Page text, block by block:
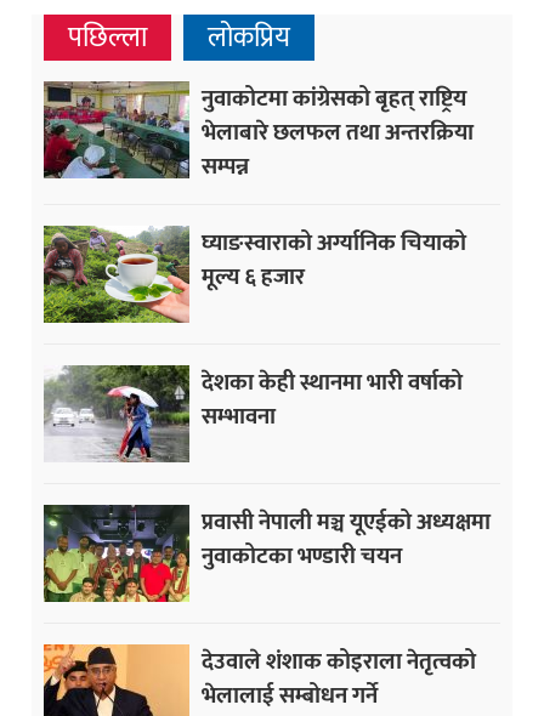
पछिल्ला लोकप्रिय
नुवाकोटमा कांग्रेसको बृहत् राष्ट्रिय
भेलाबारे छलफल तथा अन्तरक्रिया
सम्पन्न
घ्याङस्वाराको अर्ग्यानिक चियाको
मूल्य ६ हजार
देशका केही स्थानमा भारी वर्षाको
सम्भावना
प्रवासी नेपाली मञ्च यूएईको अध्यक्षमा
नुवाकोटका भण्डारी चयन
देउवाले शंशाक कोइराला नेतृत्वको
भेलालाई सम्बोधन गर्ने